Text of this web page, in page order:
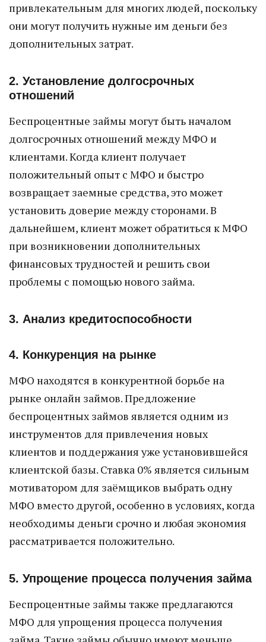
привлекательным для многих людей, поскольку
они могут получить нужные им деньги без
дополнительных затрат.
2. Установление долгосрочных
отношений
Беспроцентные займы могут быть началом
долгосрочных отношений между МФО и
клиентами. Когда клиент получает
положительный опыт с МФО и быстро
возвращает заемные средства, это может
установить доверие между сторонами. В
дальнейшем, клиент может обратиться к МФО
при возникновении дополнительных
финансовых трудностей и решить свои
проблемы с помощью нового займа.
3. Анализ кредитоспособности
4. Конкуренция на рынке
МФО находятся в конкурентной борьбе на
рынке онлайн займов. Предложение
беспроцентных займов является одним из
инструментов для привлечения новых
клиентов и поддержания уже установившейся
клиентской базы. Ставка 0% является сильным
мотиватором для заёмщиков выбрать одну
МФО вместо другой, особенно в условиях, когда
необходимы деньги срочно и любая экономия
рассматривается положительно.
5. Упрощение процесса получения займа
Беспроцентные займы также предлагаются
МФО для упрощения процесса получения